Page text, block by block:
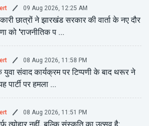
09 Aug 2026, 12:25 AM
छात्रों ने झारखंड सरकार की वार्ता के नए दौर
को 'राजनीतिक प ...
08 Aug 2026, 11:58 PM
संवाद कार्यक्रम पर टिप्पणी के बाद थरूर ने
पार्टी पर हमला ...
08 Aug 2026, 11:51 PM